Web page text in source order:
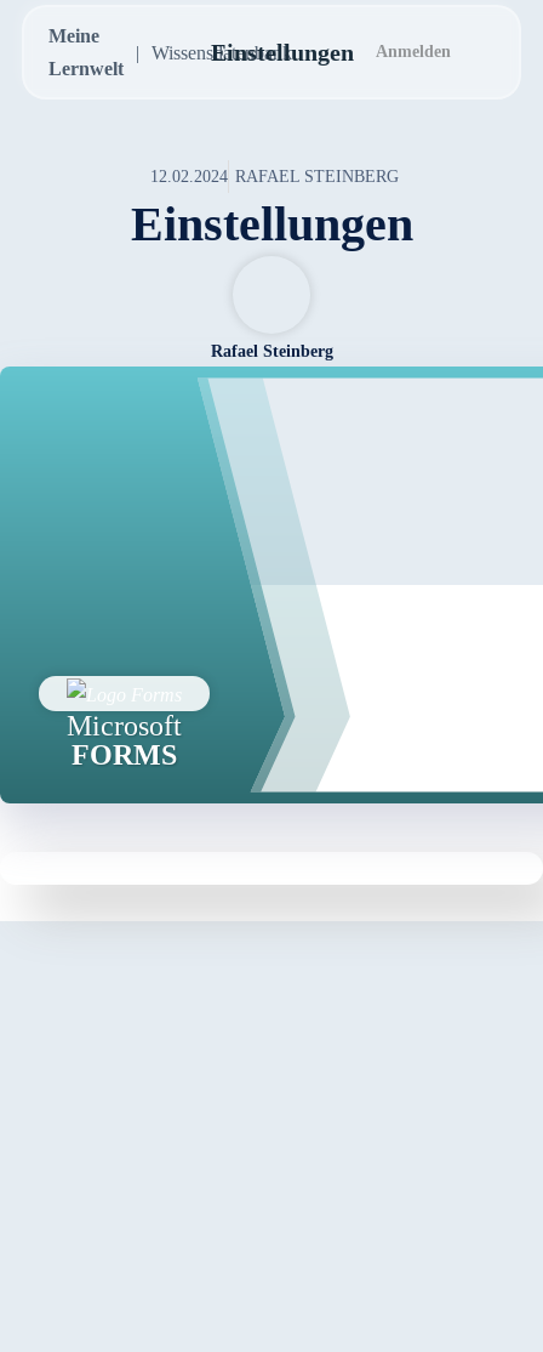
Meine
Lernwelt
Wissensdatenbank
Einstellungen Anmelden
12.02.2024 RAFAEL STEINBERG
Einstellungen
Rafael Steinberg
Microsoft
FORMS